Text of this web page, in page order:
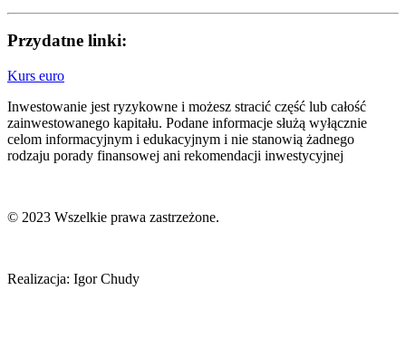
Przydatne linki:
Kurs euro
Inwestowanie jest ryzykowne i możesz stracić część lub całość
zainwestowanego kapitału. Podane informacje służą wyłącznie
celom informacyjnym i edukacyjnym i nie stanowią żadnego
rodzaju porady finansowej ani rekomendacji inwestycyjnej
© 2023 Wszelkie prawa zastrzeżone.
Realizacja: Igor Chudy